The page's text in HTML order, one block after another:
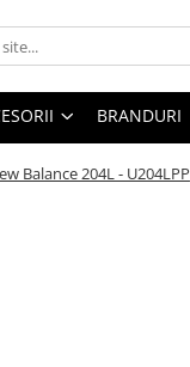
BRANDURI
Balance 204L - U204LPP